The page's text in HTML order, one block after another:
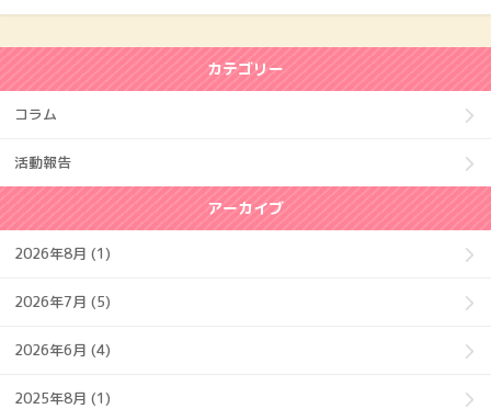
カテゴリー
コラム
活動報告
アーカイブ
2026年8月 (1)
2026年7月 (5)
2026年6月 (4)
2025年8月 (1)